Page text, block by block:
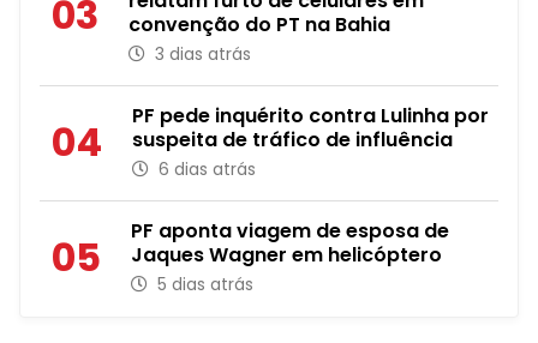
03
convenção do PT na Bahia
3 dias atrás
04
PF pede inquérito contra Lulinha por
suspeita de tráfico de influência
6 dias atrás
05
PF aponta viagem de esposa de
Jaques Wagner em helicóptero
5 dias atrás